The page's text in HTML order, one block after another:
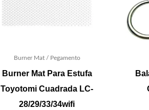
Burner Mat / Pegamento
Burner Mat Para Estufa
Toyotomi Cuadrada LC-
28/29/33/34wifi